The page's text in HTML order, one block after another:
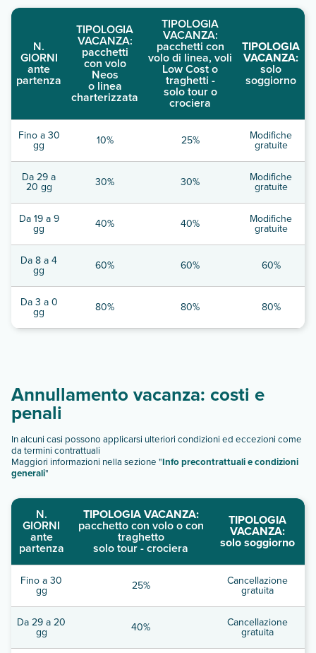
N.
GIORNI
ante
partenza
TIPOLOGIA
VACANZA:
pacchetti
con volo
Neos
o linea
charterizzata
TIPOLOGIA
VACANZA:
pacchetti con
volo di linea, voli
Low Cost o
traghetti -
solo tour o
crociera
TIPOLOGIA
VACANZA:
solo
soggiorno
Fino a 30
gg 10% 25% Modifiche
gratuite
Da 29 a
20 gg 30% 30% Modifiche
gratuite
Da 19 a 9
gg 40% 40% Modifiche
gratuite
Da 8 a 4
gg 60% 60% 60%
Da 3 a 0
gg 80% 80% 80%
Annullamento vacanza: costi e
penali
In alcuni casi possono applicarsi ulteriori condizioni ed eccezioni come
da termini contrattuali
Maggiori informazioni nella sezione "Info precontrattuali e condizioni
generali"
N.
GIORNI
ante
partenza
TIPOLOGIA VACANZA:
pacchetto con volo o con
traghetto
solo tour - crociera
TIPOLOGIA
VACANZA:
solo soggiorno
Fino a 30
gg 25% Cancellazione
gratuita
Da 29 a 20
gg 40% Cancellazione
gratuita